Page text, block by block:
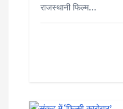
राजस्थानी फिल्म…